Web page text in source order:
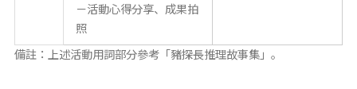
－活動心得分享、成果拍
照
備註：上述活動用詞部分參考「豬探長推理故事集」。